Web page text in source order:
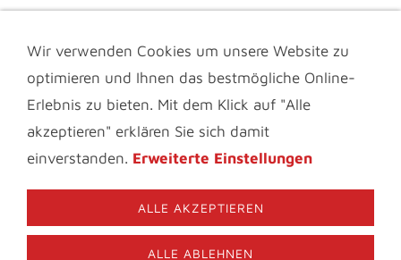
INFOTHEK
BLOGS FÜR BLUMENFREUNDE
VIDEOS
AGB
MATERIALBESCHREIBUNG
COOKIES
Sie das Urheberrecht und verwenden Sie die Texte und
schriftliche Genehmigung.
09126-287131
Nature to Print Im Birkig 22 91338 Igensdorf
Wir verwenden Cookies um unsere Website zu
optimieren und Ihnen das bestmögliche Online-
Erlebnis zu bieten. Mit dem Klick auf "Alle
akzeptieren" erklären Sie sich damit
einverstanden. Erweiterte Einstellungen
ALLE AKZEPTIEREN
ALLE ABLEHNEN